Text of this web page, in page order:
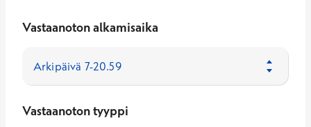
Vastaanoton alkamisaika
Vastaanoton tyyppi